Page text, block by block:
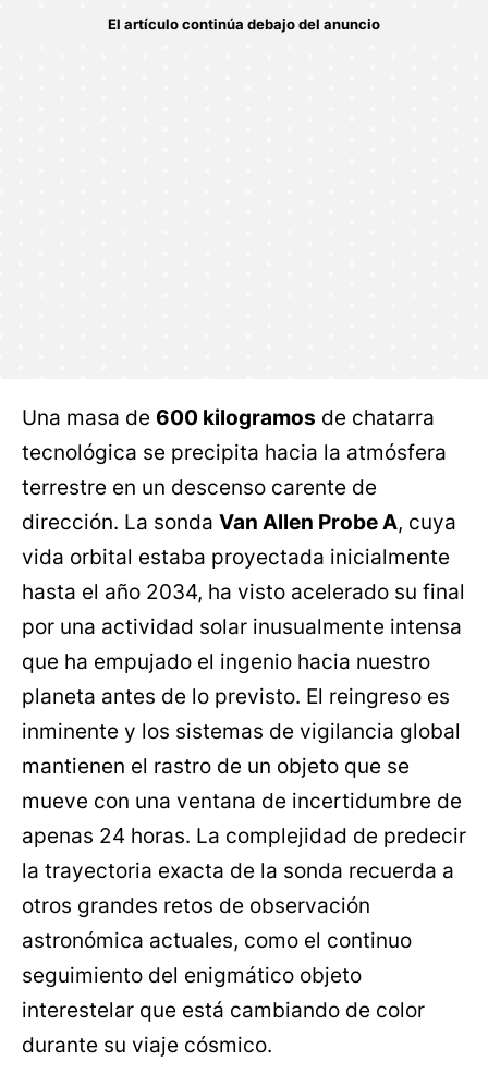
Una masa de 600 kilogramos de chatarra
tecnológica se precipita hacia la atmósfera
terrestre en un descenso carente de
dirección. La sonda Van Allen Probe A, cuya
vida orbital estaba proyectada inicialmente
hasta el año 2034, ha visto acelerado su final
por una actividad solar inusualmente intensa
que ha empujado el ingenio hacia nuestro
planeta antes de lo previsto. El reingreso es
inminente y los sistemas de vigilancia global
mantienen el rastro de un objeto que se
mueve con una ventana de incertidumbre de
apenas 24 horas. La complejidad de predecir
la trayectoria exacta de la sonda recuerda a
otros grandes retos de observación
astronómica actuales, como el continuo
seguimiento del enigmático objeto
interestelar que está cambiando de color
durante su viaje cósmico.